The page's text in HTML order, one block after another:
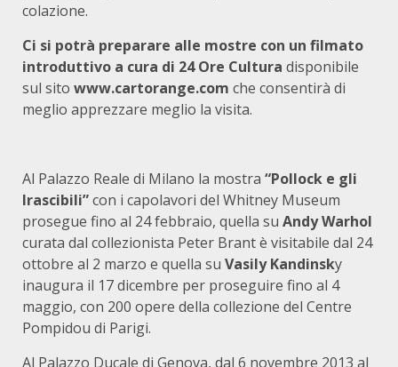
colazione.
Ci si potrà preparare alle mostre con un filmato
introduttivo a cura di 24 Ore Cultura disponibile
sul sito www.cartorange.com che consentirà di
meglio apprezzare meglio la visita.
Al Palazzo Reale di Milano la mostra “Pollock e gli
Irascibili”con i capolavori del Whitney Museum
prosegue fino al 24 febbraio, quella su Andy Warhol
curata dal collezionista Peter Brant è visitabile dal 24
ottobre al 2 marzo e quella su Vasily Kandinsky
inaugura il 17 dicembre per proseguire fino al 4
maggio, con 200 opere della collezione del Centre
Pompidou di Parigi.
Al Palazzo Ducale di Genova, dal 6 novembre 2013 al